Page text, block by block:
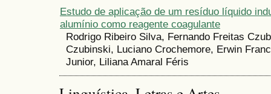
Estudo de aplicação de um resíduo líquido
alumínio como reagente coagulante
Rodrigo Ribeiro Silva, Fernando Freitas
Czubinski, Luciano Crochemore, Erwin
Junior, Liliana Amaral Féris